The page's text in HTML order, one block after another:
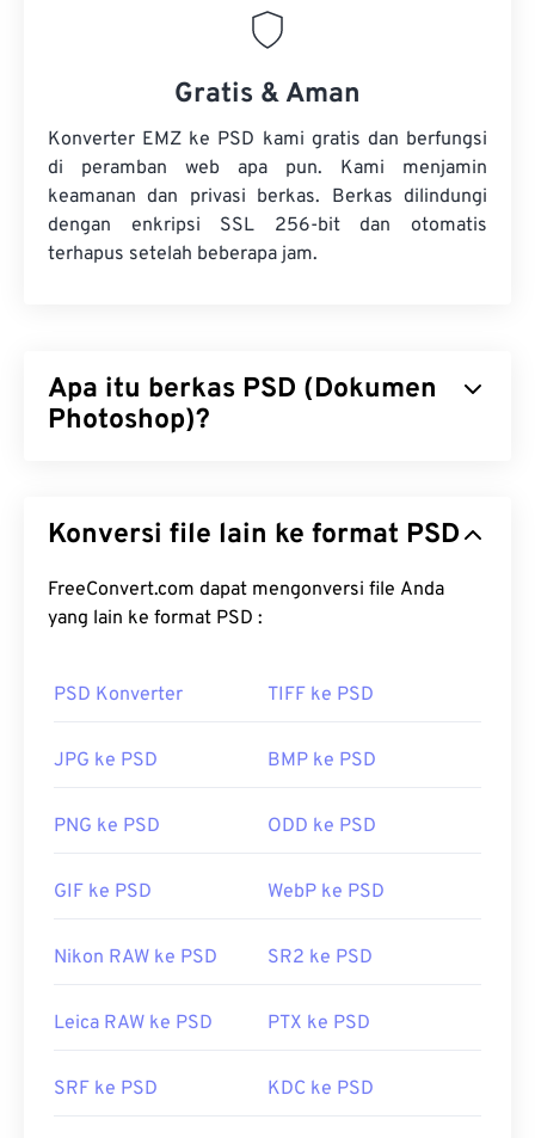
Gratis & Aman
Konverter EMZ ke PSD kami gratis dan berfungsi
di peramban web apa pun. Kami menjamin
keamanan dan privasi berkas. Berkas dilindungi
dengan enkripsi SSL 256-bit dan otomatis
terhapus setelah beberapa jam.
Apa itu berkas PSD (Dokumen
Photoshop)?
desain grafis yang canggih dan kompleks. PSD
kompleks lapisan,jalur vektor, objek, filter, dan
lainnya, semuanya dalam satu berkas! PSD
komponen gambar atau desain grafis, sekaligus
yang mudah diakses. Salah satu kekurangan PSD
PSD?
umum digunakan untuk membuka berkas PSD.
Image Manipulation Program, atau dikenal sebagai
Konversi file lain ke format PSD
FreeConvert.com dapat mengonversi file Anda
yang lain ke format PSD :
PSD Konverter TIFF ke PSD
JPG ke PSD BMP ke PSD
PNG ke PSD ODD ke PSD
GIF ke PSD WebP ke PSD
Nikon RAW ke PSD SR2 ke PSD
Leica RAW ke PSD PTX ke PSD
SRF ke PSD KDC ke PSD